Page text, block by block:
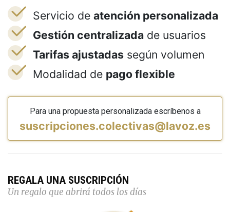
Servicio de atención personalizada
Gestión centralizada de usuarios
Tarifas ajustadas según volumen
Modalidad de pago flexible
Para una propuesta personalizada escríbenos a
suscripciones.colectivas@lavoz.es
REGALA UNA SUSCRIPCIÓN
Un regalo que abrirá todos los días